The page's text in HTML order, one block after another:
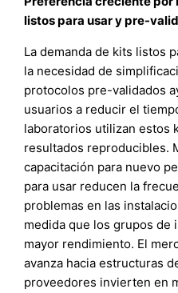
listos para usar y pre-
La demanda de kits listos
la necesidad de
protocolos pre-validados
usuarios a reducir el
laboratorios utilizan estos
resultados reproducibles.
capacitación para nuevo
para usar reducen la
problemas en las
medida que los grupos de
mayor rendimiento. El
avanza hacia estructuras
proveedores invierten en